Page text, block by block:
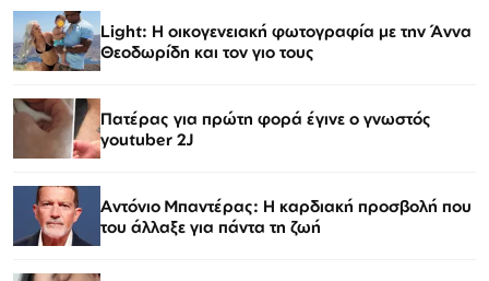
Light: Η οικογενειακή φωτογραφία με την Άννα
Θεοδωρίδη και τον γιο τους
Πατέρας για πρώτη φορά έγινε ο γνωστός
youtuber 2J
Αντόνιο Μπαντέρας: Η καρδιακή προσβολή που
του άλλαξε για πάντα τη ζωή